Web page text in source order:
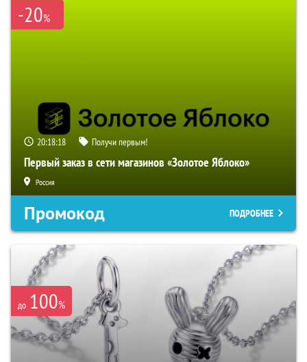
-20%
20:18:17 Получи первым!
Первый заказ в сети магазинов «Золотое Яблоко»
Россия
Промокод ПОДРОБНЕЕ
до 100%